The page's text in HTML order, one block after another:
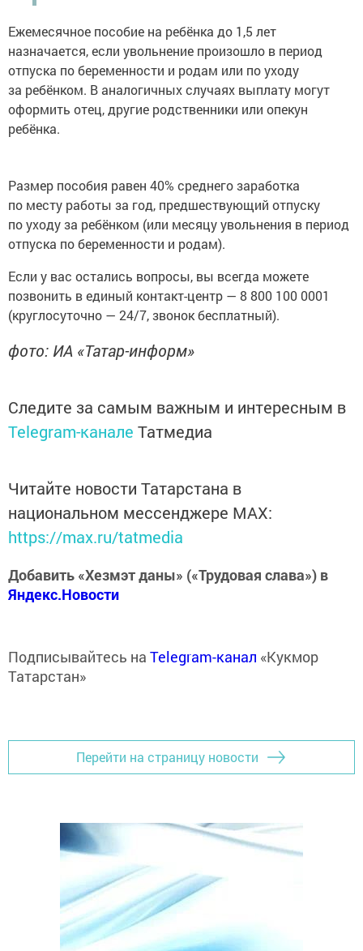
Ежемесячное пособие на ребёнка до 1,5 лет
назначается, если увольнение произошло в период
отпуска по беременности и родам или по уходу
за ребёнком. В аналогичных случаях выплату могут
оформить отец, другие родственники или опекун
ребёнка.
Размер пособия равен 40% среднего заработка
по месту работы за год, предшествующий отпуску
по уходу за ребёнком (или месяцу увольнения в период
отпуска по беременности и родам).
Если у вас остались вопросы, вы всегда можете
позвонить в единый контакт-центр — 8 800 100 0001
(круглосуточно — 24/7, звонок бесплатный).
фото: ИА «Татар-информ»
Следите за самым важным и интересным в
Telegram-канале Татмедиа
Читайте новости Татарстана в
национальном мессенджере MАХ:
https://max.ru/tatmedia
Добавить «Хезмэт даны» («Трудовая слава») в
Яндекс.Новости
Подписывайтесь на Telegram-канал «Кукмор
Татарстан»
Перейти на страницу новости